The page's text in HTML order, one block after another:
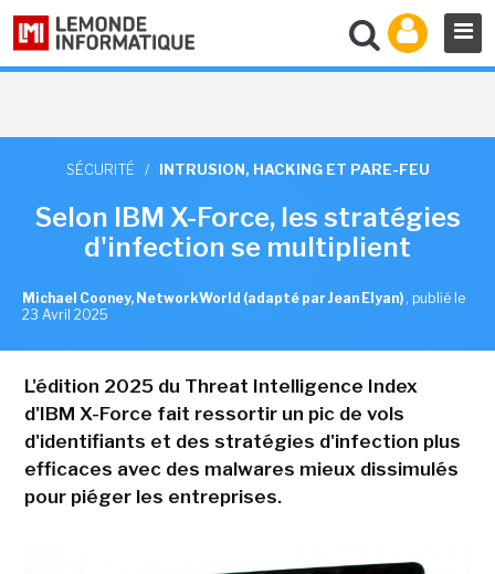
SÉCURITÉ / INTRUSION, HACKING ET PARE-FEU
Selon IBM X-Force, les stratégies
d'infection se multiplient
Michael Cooney, NetworkWorld (adapté par Jean Elyan) , publié le
23 Avril 2025
L'édition 2025 du Threat Intelligence Index
d'IBM X-Force fait ressortir un pic de vols
d'identifiants et des stratégies d'infection plus
efficaces avec des malwares mieux dissimulés
pour piéger les entreprises.